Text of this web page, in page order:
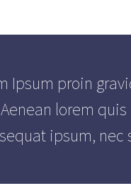
Ipsum proin
lorem
ipsum, nec